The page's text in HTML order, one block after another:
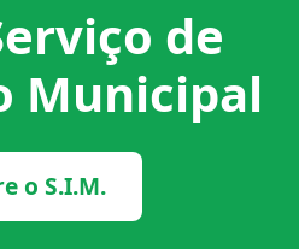
de
Municipal
o S.I.M.